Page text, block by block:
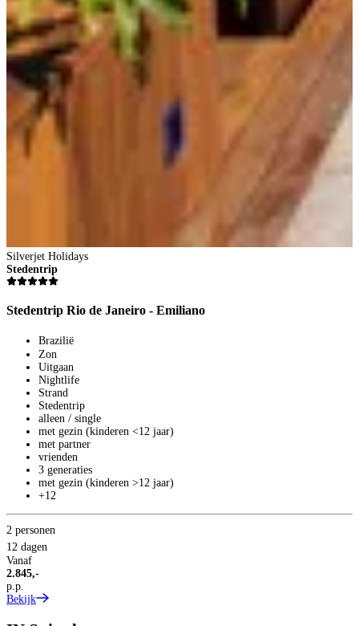
Silverjet Holidays
Stedentrip
Stedentrip Rio de Janeiro - Emiliano
Brazilië
Zon
Uitgaan
Nightlife
Strand
Stedentrip
alleen / single
met gezin (kinderen <12 jaar)
met partner
vrienden
3 generaties
met gezin (kinderen >12 jaar)
+12
2 personen
12 dagen
Vanaf
2.845,-
p.p.
Bekijk